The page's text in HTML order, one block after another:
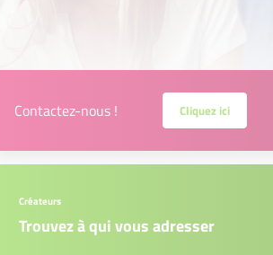
Contactez-nous ! Cliquez ici
Créateurs
Trouvez à qui vous adresser